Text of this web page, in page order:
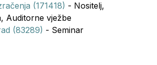
(171418) - Nositelj,
Auditorne vježbe
(83289) - Seminar